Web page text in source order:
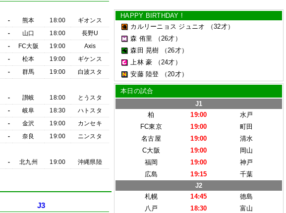
- 熊本 18:00
ギオンス
- 山口 18:00
長野U
- FC大阪 19:00
Axis
- 松本 19:00
ギケンス
- 群馬 19:00
白波スタ
- 讃岐 18:00
とうスタ
- 岐阜 18:30
ハトスタ
- 金沢 19:00
カンセキ
- 奈良 19:00
ニンスタ
- 北九州 19:00 沖縄県陸
J3
HAPPY BIRTHDAY !
カルリーニョス ジュニオ
（32才）
森 侑里
（26才）
森田 晃樹
（26才）
上林 豪
（24才）
安藤 陸登
（20才）
本日の試合
J1
柏
19:00
水戸
FC東京
19:00
町田
名古屋
19:00
清水
C大阪
19:00
岡山
福岡
19:00
神戸
広島
19:15
千葉
J2
札幌
14:45
徳島
八戸
18:30
富山